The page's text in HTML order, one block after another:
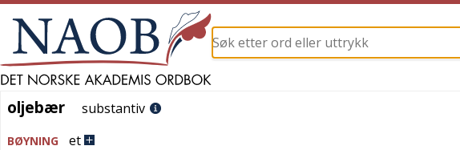
oljebær
oljebær substantiv
BØYNING et